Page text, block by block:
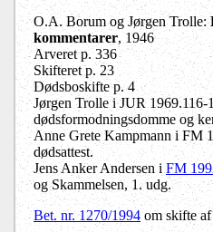
O.A. Borum og Jørgen Trolle:
kommentarer, 1946
Arveret p. 336
Skifteret p. 23
Dødsboskifte p. 4
Jørgen Trolle i JUR 1969.116-
dødsformodningsdomme og
Anne Grete Kampmann i FM
dødsattest.
Jens Anker Andersen i FM
og Skammelsen, 1. udg.
Bet. nr. 1270/1994 om skifte